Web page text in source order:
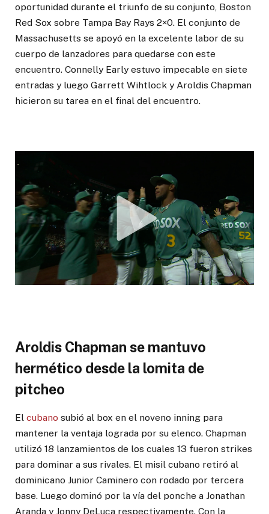
oportunidad durante el triunfo de su conjunto, Boston
Red Sox sobre Tampa Bay Rays 2×0. El conjunto de
Massachusetts se apoyó en la excelente labor de su
cuerpo de lanzadores para quedarse con este
encuentro. Connelly Early estuvo impecable en siete
entradas y luego Garrett Wihtlock y Aroldis Chapman
hicieron su tarea en el final del encuentro.
Aroldis Chapman se mantuvo
hermético desde la lomita de
pitcheo
El cubano subió al box en el noveno inning para
mantener la ventaja lograda por su elenco. Chapman
utilizó 18 lanzamientos de los cuales 13 fueron strikes
para dominar a sus rivales. El misil cubano retiró al
dominicano Junior Caminero con rodado por tercera
base. Luego dominó por la vía del ponche a Jonathan
Aranda y Jonny DeLuca respectivamente. Con la